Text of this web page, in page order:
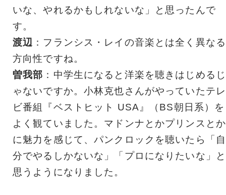
いな、やれるかもしれないな」と思ったんで
す。
渡辺 ：フランシス・レイの音楽とは全く異なる
方向性ですね。
曽我部 ：中学生になると洋楽を聴きはじめるじ
ゃないですか。小林克也さんがやっていたテレ
ビ番組『ベストヒット USA』（BS朝日系）を
よく観ていました。マドンナとかプリンスとか
に魅力を感じて、パンクロックを聴いたら「自
分でやるしかないな」「プロになりたいな」と
思うようになりました。